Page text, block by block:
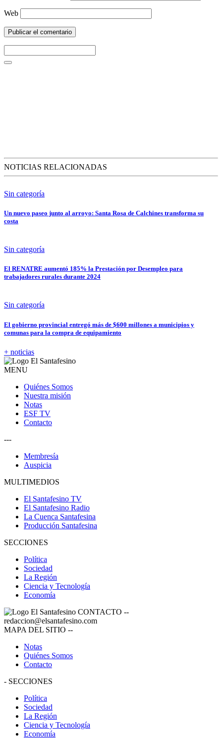
Web
NOTICIAS RELACIONADAS
Sin categoría
Un nuevo paseo junto al arroyo: Santa Rosa de Calchines transforma su
costa
Sin categoría
El RENATRE aumentó 185% la Prestación por Desempleo para
trabajadores rurales durante 2024
Sin categoría
El gobierno provincial entregó más de $600 millones a municipios y
comunas para la compra de equipamiento
+ noticias
MENU
Quiénes Somos
Nuestra misión
Notas
ESF TV
Contacto
---
Membresía
Auspicia
MULTIMEDIOS
El Santafesino TV
El Santafesino Radio
La Cuenca Santafesina
Producción Santafesina
SECCIONES
Política
Sociedad
La Región
Ciencia y Tecnología
Economía
CONTACTO --
redaccion@elsantafesino.com
MAPA DEL SITIO --
Notas
Quiénes Somos
Contacto
- SECCIONES
Política
Sociedad
La Región
Ciencia y Tecnología
Economía